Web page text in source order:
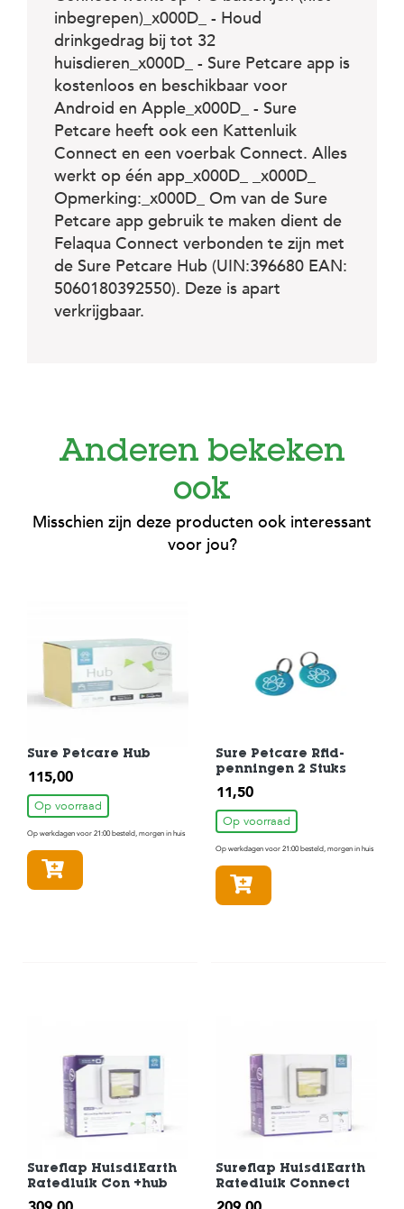
inbegrepen)_x000D_ - Houd
drinkgedrag bij tot 32
huisdieren_x000D_ - Sure Petcare app is
kostenloos en beschikbaar voor
Android en Apple_x000D_ - Sure
Petcare heeft ook een Kattenluik
Connect en een voerbak Connect. Alles
werkt op één app_x000D_ _x000D_
Opmerking:_x000D_ Om van de Sure
Petcare app gebruik te maken dient de
Felaqua Connect verbonden te zijn met
de Sure Petcare Hub (UIN:396680 EAN:
5060180392550). Deze is apart
verkrijgbaar.
Anderen bekeken
ook
Misschien zijn deze producten ook interessant
voor jou?
Sure Petcare Hub
115,00
Op voorraad
Op werkdagen voor 21:00 besteld, morgen in huis
Sure Petcare Rfid-
penningen 2 Stuks
11,50
Op voorraad
Op werkdagen voor 21:00 besteld, morgen in huis
Sureflap HuisdiEarth
Ratedluik Con +hub
Sureflap HuisdiEarth
Ratedluik Connect